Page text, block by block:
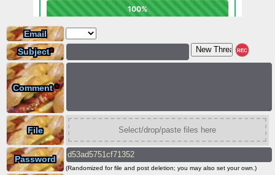
Email
Subject* REC
Comment*
File Select/drop/paste files here
Password
(Randomized for file and post deletion; you may also set your own.)